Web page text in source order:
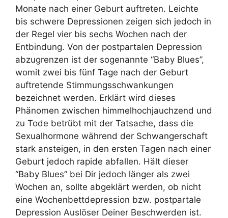
Monate nach einer Geburt auftreten. Leichte
bis schwere Depressionen zeigen sich jedoch in
der Regel vier bis sechs Wochen nach der
Entbindung. Von der postpartalen Depression
abzugrenzen ist der sogenannte “Baby Blues”,
womit zwei bis fünf Tage nach der Geburt
auftretende Stimmungsschwankungen
bezeichnet werden. Erklärt wird dieses
Phänomen zwischen himmelhochjauchzend und
zu Tode betrübt mit der Tatsache, dass die
Sexualhormone während der Schwangerschaft
stark ansteigen, in den ersten Tagen nach einer
Geburt jedoch rapide abfallen. Hält dieser
“Baby Blues” bei Dir jedoch länger als zwei
Wochen an, sollte abgeklärt werden, ob nicht
eine Wochenbettdepression bzw. postpartale
Depression Auslöser Deiner Beschwerden ist.